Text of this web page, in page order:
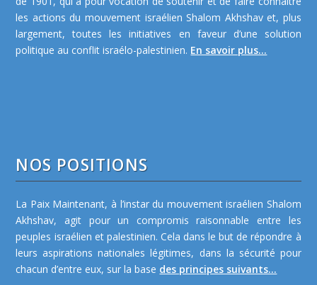
les actions du mouvement israélien Shalom Akhshav et, plus
largement, toutes les initiatives en faveur d’une solution
politique au conflit israélo-palestinien. En savoir plus...
NOS POSITIONS
La Paix Maintenant, à l’instar du mouvement israélien Shalom
Akhshav, agit pour un compromis raisonnable entre les
peuples israélien et palestinien. Cela dans le but de répondre à
leurs aspirations nationales légitimes, dans la sécurité pour
chacun d’entre eux, sur la base des principes suivants...